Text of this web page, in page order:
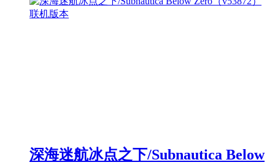
深海迷航冰点之下/Subnautica Below